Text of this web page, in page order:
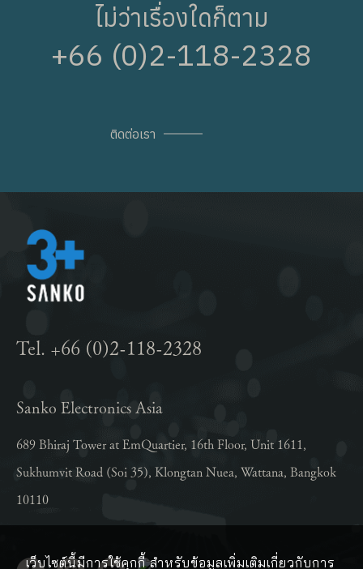
ไม่ว่าเรื่องใดก็ตาม
+66 (0)2-118-2328
ติดต่อเรา
เว็บไซต์นี้มีการใช้คุกกี้ สำหรับข้อมูลเพิ่มเติมเกี่ยวกับการ
Tel. +66 (0)2-118-2328
Sanko Electronics Asia
689 Bhiraj Tower at EmQuartier, 16th Floor, Unit 1611,
Sukhumvit Road (Soi 35), Klongtan Nuea, Wattana, Bangkok
10110